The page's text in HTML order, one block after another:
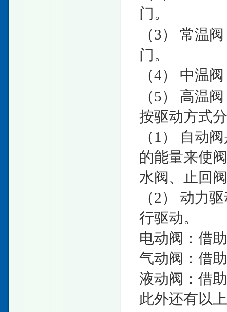
门。
（3） 常温
门。
（4） 中温
（5） 高温
按驱动方式分
（1） 自动
的能量来使
水阀、止回
（2） 动力
行驱动。
电动阀：借
气动阀：借
液动阀：借
此外还有以